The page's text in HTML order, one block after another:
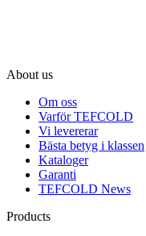
About us
Om oss
Varför TEFCOLD
Vi levererar
Bästa betyg i klassen
Kataloger
Garanti
TEFCOLD News
Products